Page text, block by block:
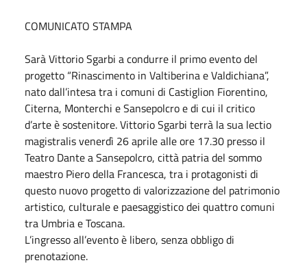
COMUNICATO STAMPA
Sarà Vittorio Sgarbi a condurre il primo evento del
progetto “Rinascimento in Valtiberina e Valdichiana”,
nato dall’intesa tra i comuni di Castiglion Fiorentino,
Citerna, Monterchi e Sansepolcro e di cui il critico
d’arte è sostenitore. Vittorio Sgarbi terrà la sua lectio
magistralis venerdì 26 aprile alle ore 17.30 presso il
Teatro Dante a Sansepolcro, città patria del sommo
maestro Piero della Francesca, tra i protagonisti di
questo nuovo progetto di valorizzazione del patrimonio
artistico, culturale e paesaggistico dei quattro comuni
tra Umbria e Toscana.
L’ingresso all’evento è libero, senza obbligo di
prenotazione.